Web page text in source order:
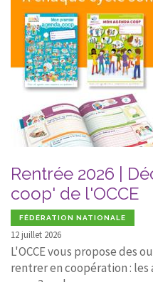
Rentrée 2026 |
coop' de l'OCCE
FÉDÉRATION NATIONALE
12 juillet 2026
L'OCCE vous propose des
rentrer en coopération :